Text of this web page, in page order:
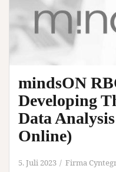
mindsON
Developing
Data
Online)
5. Juli 2023 Firma